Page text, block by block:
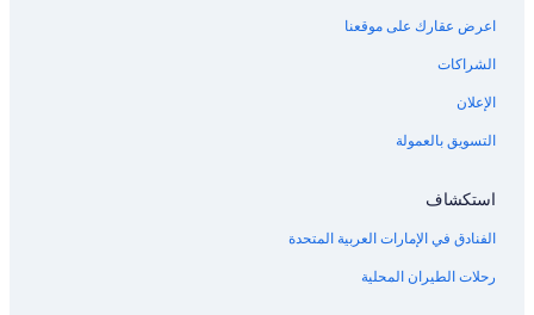
اعرض عقارك على موقعنا
الشراكات
الإعلان
التسويق بالعمولة
استكشاف
الفنادق في الإمارات العربية المتحدة
رحلات الطيران المحلية